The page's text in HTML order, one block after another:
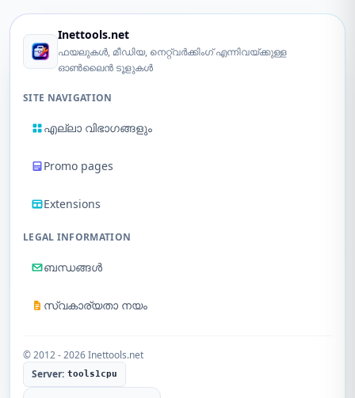
Inettools.net
ഫയലുകൾ, മീഡിയ, നെറ്റ്‌വർക്കിംഗ് എന്നിവയ്ക്കുള്ള
ഓൺലൈൻ ടൂളുകൾ
SITE NAVIGATION
എല്ലാ വിഭാഗങ്ങളും
Promo pages
Extensions
LEGAL INFORMATION
ബന്ധങ്ങൾ
സ്വകാര്യതാ നയം
© 2012 - 2026 Inettools.net
Server: tools1cpu